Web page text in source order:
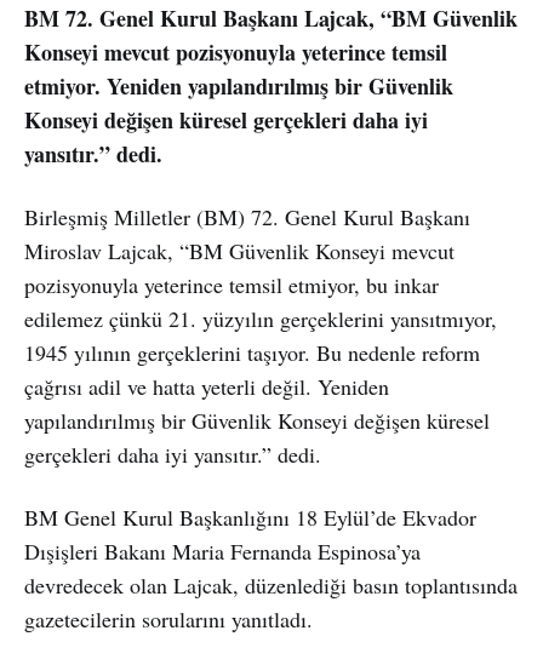
BM 72. Genel Kurul Başkanı Lajcak, “BM Güvenlik
Konseyi mevcut pozisyonuyla yeterince temsil
etmiyor. Yeniden yapılandırılmış bir Güvenlik
Konseyi değişen küresel gerçekleri daha iyi
yansıtır.” dedi.
Birleşmiş Milletler (BM) 72. Genel Kurul Başkanı
Miroslav Lajcak, “BM Güvenlik Konseyi mevcut
pozisyonuyla yeterince temsil etmiyor, bu inkar
edilemez çünkü 21. yüzyılın gerçeklerini yansıtmıyor,
1945 yılının gerçeklerini taşıyor. Bu nedenle reform
çağrısı adil ve hatta yeterli değil. Yeniden
yapılandırılmış bir Güvenlik Konseyi değişen küresel
gerçekleri daha iyi yansıtır.” dedi.
BM Genel Kurul Başkanlığını 18 Eylül’de Ekvador
Dışişleri Bakanı Maria Fernanda Espinosa’ya
devredecek olan Lajcak, düzenlediği basın toplantısında
gazetecilerin sorularını yanıtladı.